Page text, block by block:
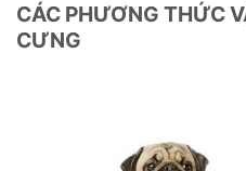
CÁC PHƯƠNG THỨC
CƯNG